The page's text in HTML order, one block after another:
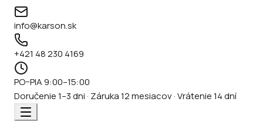
info@karson.sk
+421 48 230 4169
PO–PIA 9:00–15:00
Doručenie 1–3 dni · Záruka 12 mesiacov · Vrátenie 14 dní